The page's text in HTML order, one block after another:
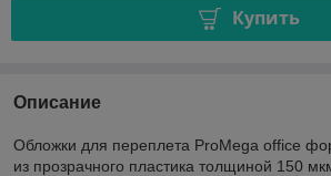
Купить
Описание
Обложки для переплета ProMega office
из прозрачного пластика толщиной 150